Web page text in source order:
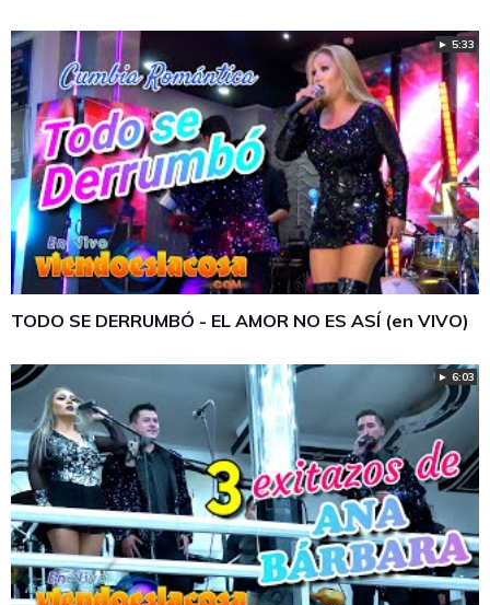
► 5:33
TODO SE DERRUMBÓ - EL AMOR NO ES ASÍ (en VIVO)
► 6:03